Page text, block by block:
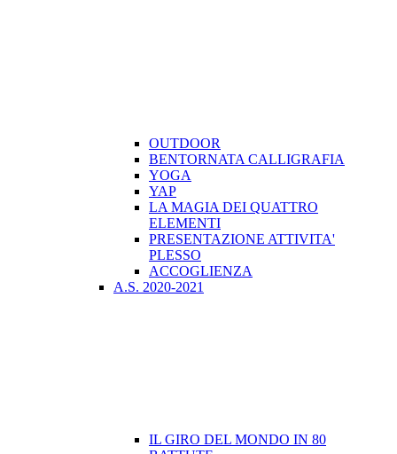
OUTDOOR
BENTORNATA CALLIGRAFIA
YOGA
YAP
LA MAGIA DEI QUATTRO
ELEMENTI
PRESENTAZIONE ATTIVITA'
PLESSO
ACCOGLIENZA
A.S. 2020-2021
IL GIRO DEL MONDO IN 80